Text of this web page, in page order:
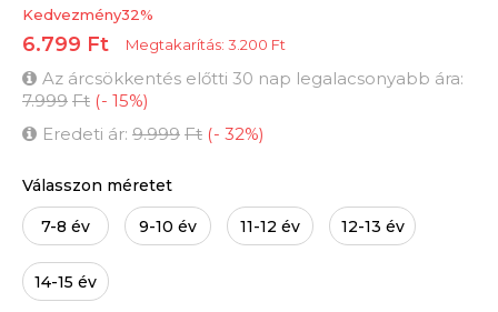
Kedvezmény32%
6.799 Ft Megtakarítás: 3.200 Ft
Az árcsökkentés előtti 30 nap legalacsonyabb ára:
7.999 Ft (- 15%)
Eredeti ár: 9.999 Ft (- 32%)
Válasszon méretet
7-8 év 9-10 év 11-12 év 12-13 év
14-15 év